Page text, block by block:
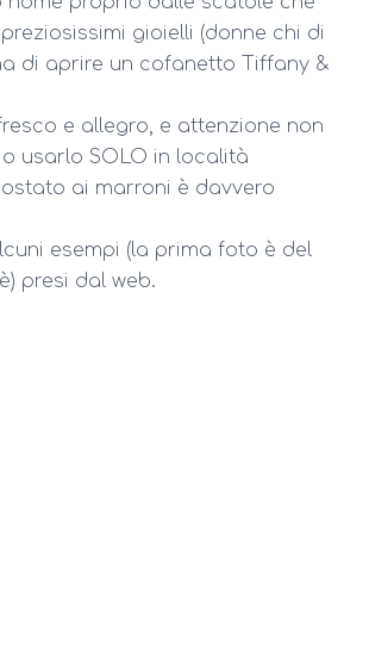
gioielli (donne chi di
di aprire un cofanetto Tiffany &
e allegro, e attenzione non
usarlo SOLO in località
ai marroni è davvero
esempi (la prima foto è del
presi dal web.